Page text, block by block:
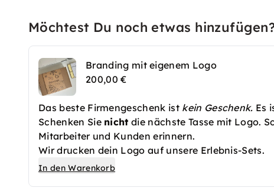
Möchtest Du noch etwas
Branding mit eigenem Logo
200,00 €
Das beste Firmengeschenk ist kein Geschenk. Es
Schenken Sie nicht die nächste Tasse mit Logo.
Mitarbeiter und Kunden erinnern.
Wir drucken dein Logo auf unsere Erlebnis-Sets.
In den Warenkorb